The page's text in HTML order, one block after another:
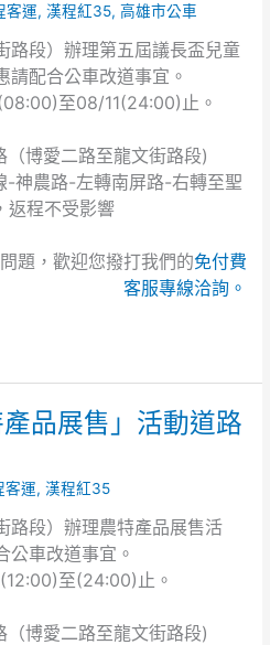
客運,漢程紅35,高雄市公車
路段）辦理第五屆議長盃兒童
請配合公車改道事宜。
至08/11(24:00)止。
博愛二路至龍文街路段)
-神農路-左轉南屏路-右轉至聖
返程不受影響
題，歡迎您撥打我們的免付費
客服專線洽詢。
品展售」活動道路
客運,漢程紅35
路段）辦理農特產品展售活
公車改道事宜。
至(24:00)止。
博愛二路至龍文街路段)